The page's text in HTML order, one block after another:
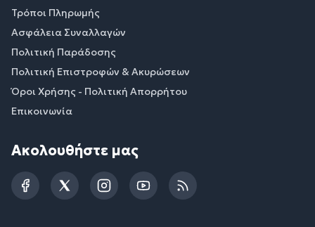
Τρόποι Πληρωμής
Ασφάλεια Συναλλαγών
Πολιτική Παράδοσης
Πολιτική Επιστροφών & Ακυρώσεων
Όροι Χρήσης - Πολιτική Απορρήτου
Επικοινωνία
Ακολουθήστε μας
FacebookTwitterInstagramYouTubeRSS